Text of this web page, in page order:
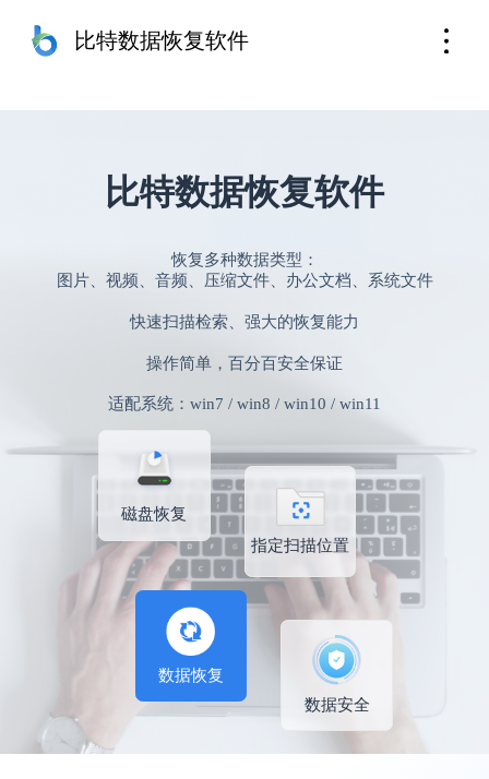
比特数据恢复软件
比特数据恢复软件
恢复多种数据类型：
图片、视频、音频、压缩文件、办公文档、系统文件
快速扫描检索、强大的恢复能力
操作简单，百分百安全保证
适配系统：win7 / win8 / win10 / win11
磁盘恢复
指定扫描位置
数据恢复
数据安全